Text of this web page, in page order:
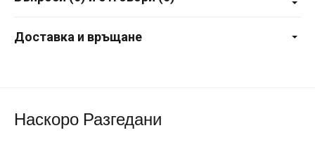
Доставка и връщане
Наскоро Разгедани